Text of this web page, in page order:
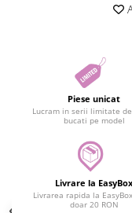
Piese unicat
Lucram in serii limitate
bucati pe model
Livrare la EasyBox
Livrarea rapida la
doar 20 RON